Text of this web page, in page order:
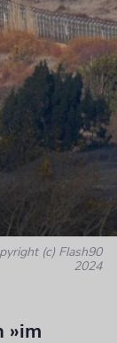
(c) Flash90
2024
»im